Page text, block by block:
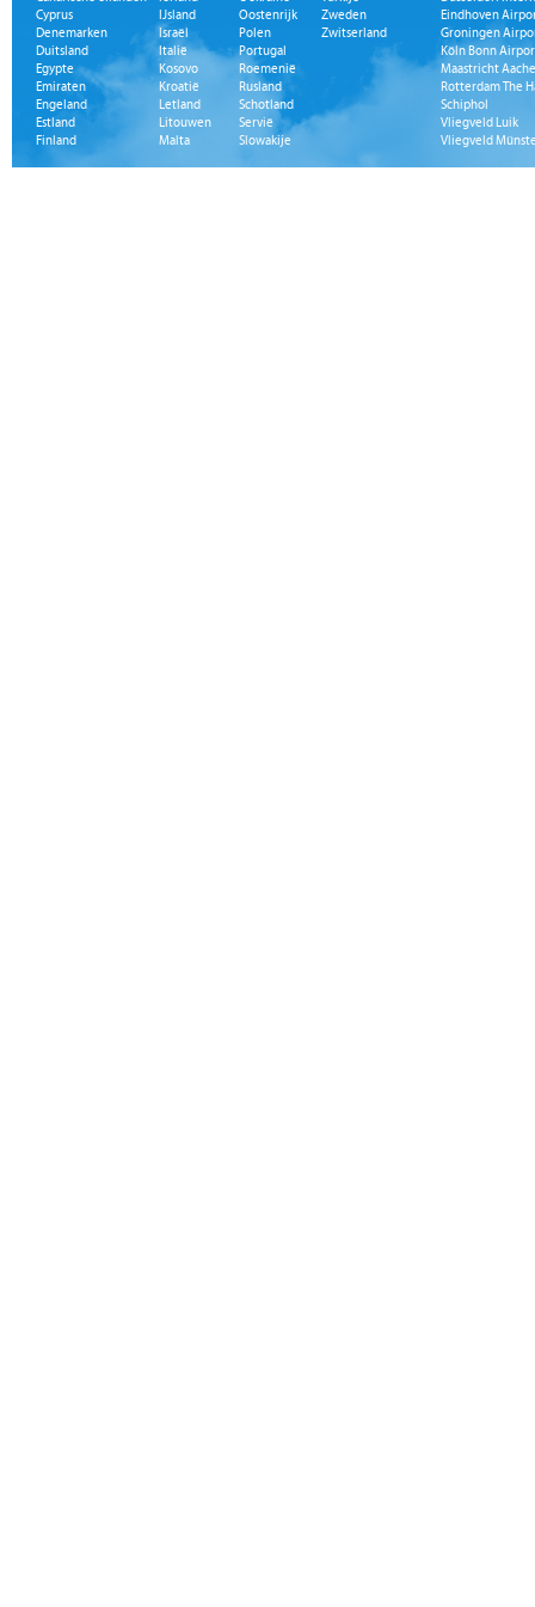
Cyprus
Denemarken
Duitsland
Egypte
Emiraten
Engeland
Estland
Finland
IJsland
Israël
Italië
Kosovo
Kroatië
Letland
Litouwen
Malta
Oostenrijk
Polen
Portugal
Roemenië
Rusland
Schotland
Servië
Slowakije
Zweden
Zwitserland
Eindhoven
Groningen
Köln Bonn
Maastricht
Rotterdam The
Schiphol
Vliegveld Luik
Vliegveld